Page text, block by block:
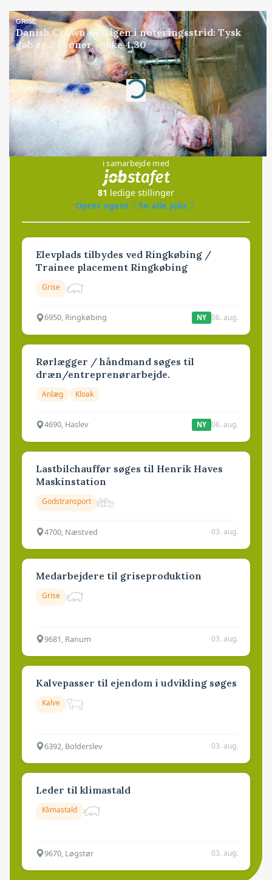
GRISE
Danish Crown slår igen i noteringsstrid: Tysk
gab er 3 kroner – ikke 4,30
Annonce
Loading...
Jobs
i samarbejde med
81 ledige stillinger
Opret agent
Se alle jobs
Elevplads tilbydes ved Ringkøbing /
Trainee placement Ringkøbing
Grise
6950, Ringkøbing NY 06. aug.
Rørlægger / håndmand søges til
dræn/entreprenørarbejde.
Anlæg Kloak
4690, Haslev NY 06. aug.
Lastbilchauffør søges til Henrik Haves
Maskinstation
Godstransport
4700, Næstved 03. aug.
Medarbejdere til griseproduktion
Grise
9681, Ranum 03. aug.
Kalvepasser til ejendom i udvikling søges
Kalve
6392, Bolderslev 03. aug.
Leder til klimastald
Klimastald
9670, Løgstør 03. aug.